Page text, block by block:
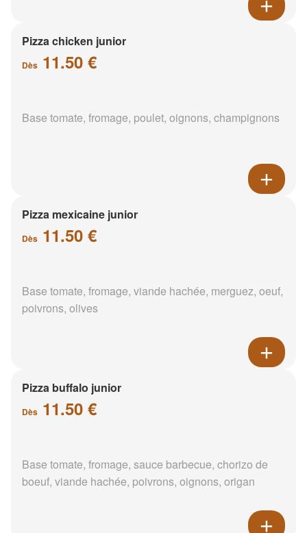
Pizza chicken junior
Dès 11.50 €
Base tomate, fromage, poulet, oignons, champignons
Pizza mexicaine junior
Dès 11.50 €
Base tomate, fromage, viande hachée, merguez, oeuf,
poivrons, olives
Pizza buffalo junior
Dès 11.50 €
Base tomate, fromage, sauce barbecue, chorizo de
boeuf, viande hachée, poivrons, oignons, origan